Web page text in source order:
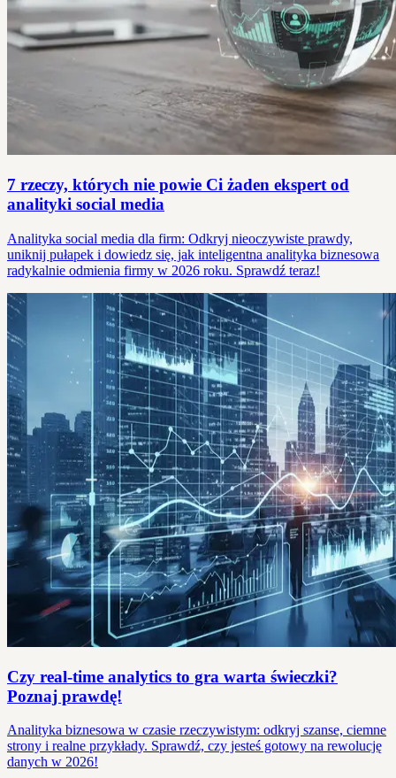
7 rzeczy, których nie powie Ci żaden ekspert od
analityki social media
Analityka social media dla firm: Odkryj nieoczywiste prawdy,
uniknij pułapek i dowiedz się, jak inteligentna analityka biznesowa
radykalnie odmienia firmy w 2026 roku. Sprawdź teraz!
Czy real-time analytics to gra warta świeczki?
Poznaj prawdę!
Analityka biznesowa w czasie rzeczywistym: odkryj szanse, ciemne
strony i realne przykłady. Sprawdź, czy jesteś gotowy na rewolucję
danych w 2026!